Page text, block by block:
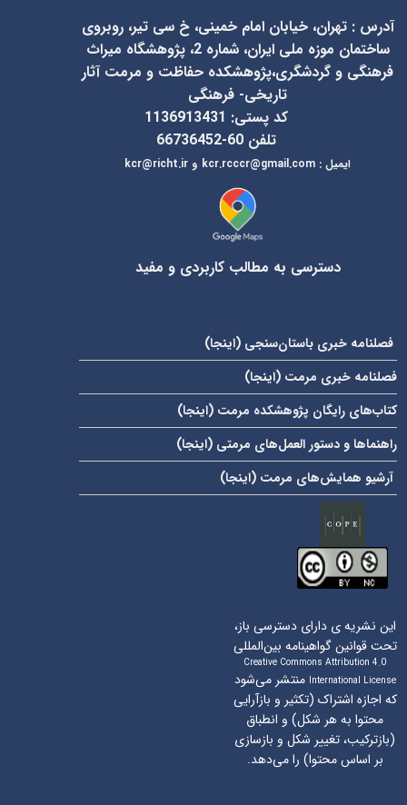
آدرس : تهران، خیابان امام خمینی، خ سی تیر، روبروی
ساختمان موزه ملی ایران، شماره 2، پژوهشگاه میراث
فرهنگی و گردشگری،پژوهشکده حفاظت و مرمت آثار
تاریخی- فرهنگی
کد پستی: 1136913431
تلفن 60-66736452
ایمیل:
kcr@richt.ir و kcr.rcccr@gmail.com
دسترسی به مطالب کاربردی و مفید
فصلنامه خبری باستان‌سنجی ( اینجا)
فصلنامه خبری مرمت ( اینجا)
کتاب‌های رایگان پژوهشکده مرمت ( اینجا)
راهنماها و دستور العمل‌های مرمتی ( اینجا)
آرشیو همایش‌های مرمت ( اینجا)
این نشریه ی دارای دسترسی باز،
تحت قوانین گواهینامه بین‌المللی
Creative Commons Attribution 4.0
International Licenseمنتشر می‌شود
که اجازه اشتراک (تکثیر و بازآرایی
محتوا به هر شکل) و انطباق
(بازترکیب، تغییر شکل و بازسازی
بر اساس محتوا) را می‌دهد.